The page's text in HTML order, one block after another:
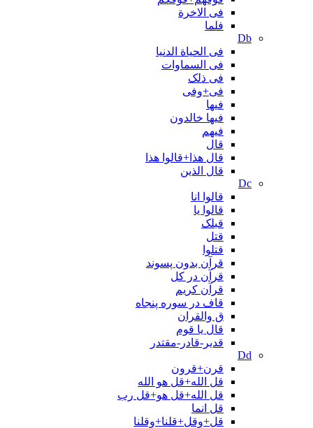
فی الاخرة
فلما
Db
فی الحیاة الدنیا
فی السماوات
فی ذلک
فی+وفی
فیها
فیها خالدون
فیهم
قال
قال هذا+قالوا هذا
قال الذین
Dc
قالوا انا
قالوا یا
قبلک
قتل
قتلوا
قرآن بدون پسوند
قرآن در کل
قرآن کریم
قاف در سوره پنجاه
ق والقران
قال یا قوم
قدیر-قادر-مقتدر
Dd
قرن+قرون
قل الله+قل هو الله
قل الله+قل هو+قل رب
قل انما
قل+وقل+قلنا+وقلنا